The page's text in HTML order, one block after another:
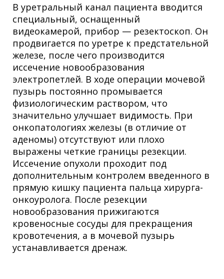
В уретральный канал пациента вводится
специальный, оснащенный
видеокамерой, прибор — резектоскоп. Он
продвигается по уретре к предстательной
железе, после чего производится
иссечение новообразования
электропетлей. В ходе операции мочевой
пузырь постоянно промывается
физиологическим раствором, что
значительно улучшает видимость. При
онкопатологиях железы (в отличие от
аденомы) отсутствуют или плохо
выражены четкие границы резекции.
Иссечение опухоли проходит под
дополнительным контролем введенного в
прямую кишку пациента пальца хирурга-
онкоуролога. После резекции
новообразования прижигаются
кровеносные сосуды для прекращения
кровотечения, а в мочевой пузырь
устанавливается дренаж.